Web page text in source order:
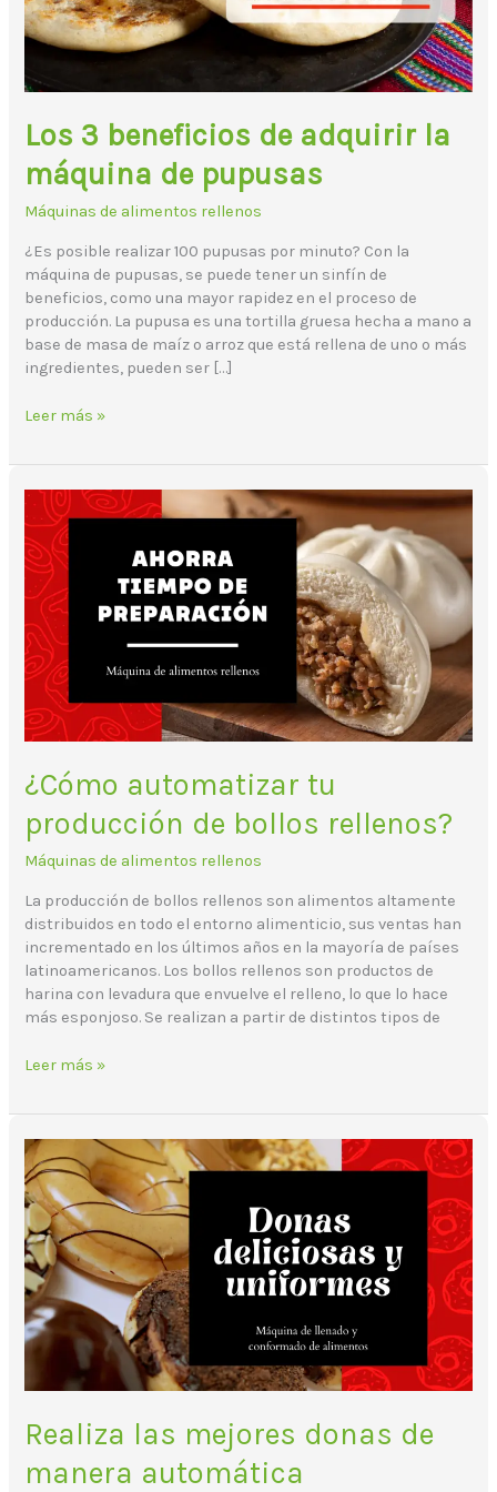
Los 3 beneficios de adquirir la
máquina de pupusas
Máquinas de alimentos rellenos
¿Es posible realizar 100 pupusas por minuto? Con la
máquina de pupusas, se puede tener un sinfín de
beneficios, como una mayor rapidez en el proceso de
producción. La pupusa es una tortilla gruesa hecha a mano a
base de masa de maíz o arroz que está rellena de uno o más
ingredientes, pueden ser […]
de
pupusas
Leer más »
¿Cómo automatizar tu
producción de bollos rellenos?
Máquinas de alimentos rellenos
La producción de bollos rellenos son alimentos altamente
distribuidos en todo el entorno alimenticio, sus ventas han
incrementado en los últimos años en la mayoría de países
latinoamericanos. Los bollos rellenos son productos de
harina con levadura que envuelve el relleno, lo que lo hace
más esponjoso. Se realizan a partir de distintos tipos de
¿Cómo
automatizar
tu
producción
de
bollos
rellenos?
Leer más »
Realiza las mejores donas de
manera automática
Realiza
las
mejores
donas
de
manera
automática